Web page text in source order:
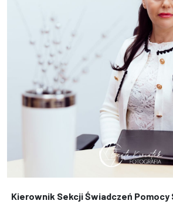
Kierownik Sekcji Świadczeń Pomocy